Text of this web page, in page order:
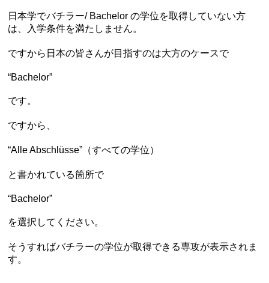
日本学でバチラー/ Bachelor の学位を取得していない方
は、入学条件を満たしません。
ですから日本の皆さんが目指すのは大方のケースで
“Bachelor”
です。
ですから、
“Alle Abschlüsse”（すべての学位）
と書かれている箇所で
“Bachelor”
を選択してください。
そうすればバチラーの学位が取得できる専攻が表示されま
す。